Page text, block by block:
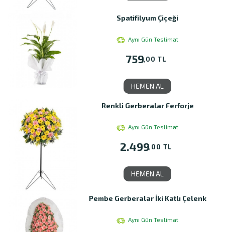
Spatifilyum Çiçeği
Aynı Gün Teslimat
759,00 TL
HEMEN AL
Renkli Gerberalar Ferforje
Aynı Gün Teslimat
2.499,00 TL
HEMEN AL
Pembe Gerberalar İki Katlı Çelenk
Aynı Gün Teslimat